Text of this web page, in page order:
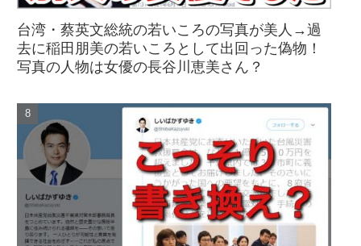
台湾・蔡英文総統の若いころの写真が美人→過
去に稲田朋美の若いころとして出回った偽物！
写真の人物は女優の長谷川恵美さん？